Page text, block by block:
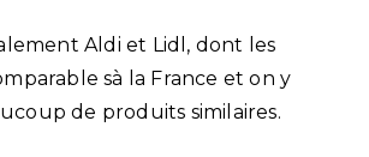
Aldi et Lidl, dont les
sà la France et on y
de produits similaires.